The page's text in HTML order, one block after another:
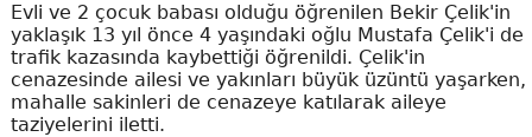
Evli ve 2 çocuk babası olduğu öğrenilen Bekir Çelik'in
yaklaşık 13 yıl önce 4 yaşındaki oğlu Mustafa Çelik'i de
trafik kazasında kaybettiği öğrenildi. Çelik'in
cenazesinde ailesi ve yakınları büyük üzüntü yaşarken,
mahalle sakinleri de cenazeye katılarak aileye
taziyelerini iletti.